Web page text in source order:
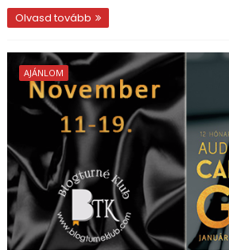
Olvasd tovább
AJÁNLOM